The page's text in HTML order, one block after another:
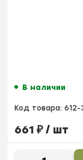
В наличии
Код товара:
661 ₽/ шт